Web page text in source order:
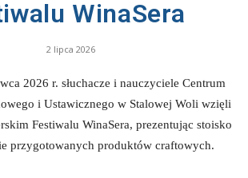
WinaSera
2 lipca 2026
2026 r. słuchacze i nauczyciele Centrum
i Ustawicznego w Stalowej Woli wzięli
Festiwalu WinaSera, prezentując stoisko
przygotowanych produktów craftowych.